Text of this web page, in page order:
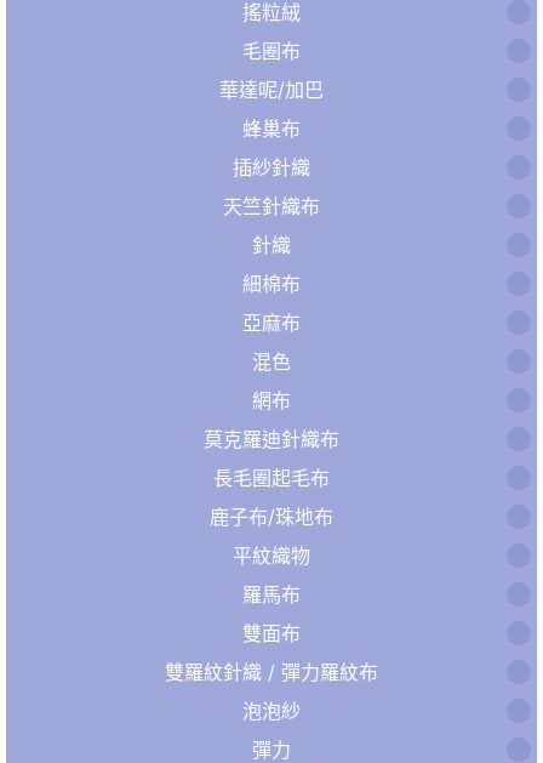
搖粒絨
毛圈布
華達呢/加巴
蜂巢布
插紗針織
天竺針織布
針織
細棉布
亞麻布
混色
網布
莫克羅迪針織布
長毛圈起毛布
鹿子布/珠地布
平紋織物
羅馬布
雙面布
雙羅紋針織 / 彈力羅紋布
泡泡紗
彈力